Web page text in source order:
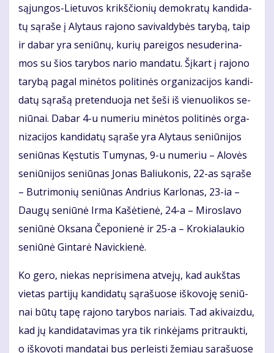
są­jun­gos-Lie­tu­vos krikš­čio­nių de­mok­ra­tų kan­di­da­
tų są­ra­še į Aly­taus ra­jo­no sa­vi­val­dy­bės ta­ry­bą, taip
ir da­bar yra se­niū­nų, ku­rių pa­rei­gos ne­su­de­ri­na­
mos su šios ta­ry­bos na­rio man­da­tu. Šį­kart į ra­jo­no
ta­ry­bą pa­gal mi­nė­tos po­li­ti­nės or­ga­ni­za­ci­jos kan­di­
da­tų są­ra­šą pre­ten­duo­ja net še­ši iš vie­nuo­li­kos se­
niū­nai. Da­bar 4-u nu­me­riu mi­nė­tos po­li­ti­nės or­ga­
ni­za­ci­jos kan­di­da­tų są­ra­še yra Aly­taus se­niū­ni­jos
se­niū­nas Kęs­tu­tis Tu­my­nas, 9-u nu­me­riu – Alo­vės
se­niū­ni­jos se­niū­nas Jo­nas Ba­liu­ko­nis, 22-as są­ra­še
– But­ri­mo­nių se­niū­nas An­drius Kar­lo­nas, 23-ia –
Dau­gų se­niū­nė Ir­ma Ka­šė­tie­nė, 24-a – Mi­ros­la­vo
se­niū­nė Ok­sa­na Če­po­nie­nė ir 25-a – Kro­kia­lau­kio
se­niū­nė Gin­ta­rė Na­vic­kie­nė.
Ko ge­ro, nie­kas ne­pri­si­me­na at­ve­jų, kad aukš­tas
vie­tas par­ti­jų kan­di­da­tų są­ra­šuo­se iš­ko­vo­ję se­niū­
nai bū­tų ta­pę ra­jo­no ta­ry­bos na­riais. Tad aki­vaiz­du,
kad jų kan­di­da­ta­vi­mas yra tik rin­kė­jams pri­trauk­ti,
o iš­ko­vo­ti man­da­tai bus per­leis­ti že­miau są­ra­šuo­se